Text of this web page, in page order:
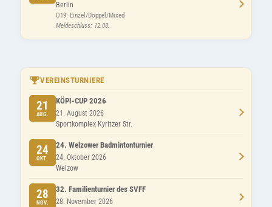
Berlin
O19: Einzel/Doppel/Mixed
Meldeschluss: 12.08.
VEREINSTURNIERE
21
AUG.
KÖPI-CUP 2026
21. August 2026
Sportkomplex Kyritzer Str.
24
OKT.
24. Welzower Badmintonturnier
24. Oktober 2026
Welzow
28
NOV.
32. Familienturnier des SVFF
28. November 2026